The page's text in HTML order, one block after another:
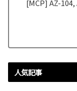
[MCP] AZ-104,
人気記事